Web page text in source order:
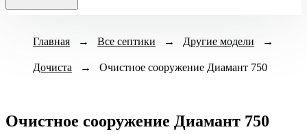
Модели септиков
Итал
ПРОДАЖ
Астра
Назначение
Для кухни
Для дома
Кол-во человек
1-3 чел
11-12 чел
Закрыть
меню
Главная → Все септики → Другие модели →
Дочиста → Очистное сооружение Диамант 750
Очистное сооружение Диамант 750